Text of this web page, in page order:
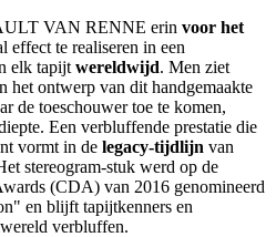
VAN RENNE erin voor het
effect te realiseren in een
elk tapijt wereldwijd. Men ziet
het ontwerp van dit handgemaakte
de toeschouwer toe te komen,
Een verbluffende prestatie die
vormt in de legacy-tijdlijn van
stereogram-stuk werd op de
(CDA) van 2016 genomineerd
en blijft tapijtkenners en
verbluffen.